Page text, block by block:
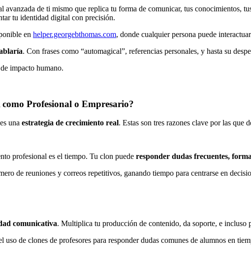
de ti mismo que replica tu forma de comunicar, tus conocimientos,
tu identidad digital con precisión.
en helper.georgebthomas.com, donde cualquier persona puede
. Con frases como “automagical”, referencias personales, y hasta su
impacto humano.
Profesional o Empresario?
una estrategia de crecimiento real. Estas son tres razones clave por las que
profesional es el tiempo. Tu clon puede responder dudas frecuentes,
de reuniones y correos repetitivos, ganando tiempo para centrarse en
comunicativa. Multiplica tu producción de contenido, da soporte, e incluso
de clones de profesores para responder dudas comunes de alumnos en